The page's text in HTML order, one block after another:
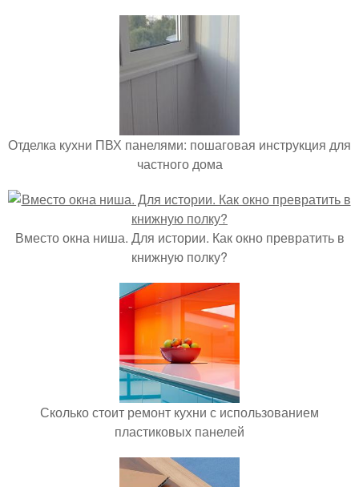
Отделка кухни ПВХ панелями: пошаговая инструкция для
частного дома
Вместо окна ниша. Для истории. Как окно превратить в
книжную полку?
Сколько стоит ремонт кухни с использованием
пластиковых панелей